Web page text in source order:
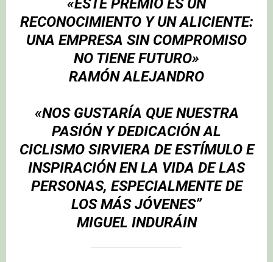
«ESTE PREMIO ES UN
RECONOCIMIENTO Y UN ALICIENTE:
UNA EMPRESA SIN COMPROMISO
NO TIENE FUTURO»
RAMÓN ALEJANDRO
«NOS GUSTARÍA QUE NUESTRA
PASIÓN Y DEDICACIÓN AL
CICLISMO SIRVIERA DE ESTÍMULO E
INSPIRACIÓN EN LA VIDA DE LAS
PERSONAS, ESPECIALMENTE DE
LOS MÁS JÓVENES”
MIGUEL INDURÁIN